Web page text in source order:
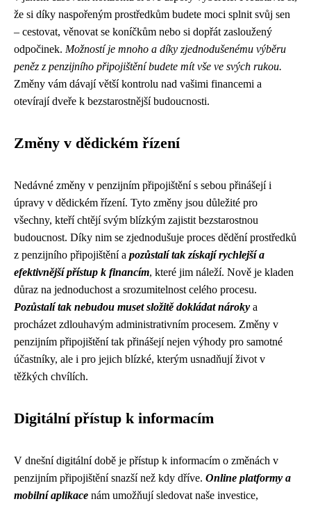
že si díky naspořeným prostředkům budete moci splnit svůj sen
– cestovat, věnovat se koníčkům nebo si dopřát zasloužený
odpočinek. Možností je mnoho a díky zjednodušenému výběru
peněz z penzijního připojištění budete mít vše ve svých rukou.
Změny vám dávají větší kontrolu nad vašimi financemi a
otevírají dveře k bezstarostnější budoucnosti.
Změny v dědickém řízení
Nedávné změny v penzijním připojištění s sebou přinášejí i
úpravy v dědickém řízení. Tyto změny jsou důležité pro
všechny, kteří chtějí svým blízkým zajistit bezstarostnou
budoucnost. Díky nim se zjednodušuje proces dědění prostředků
z penzijního připojištění a pozůstalí tak získají rychlejší a
efektivnější přístup k financím, které jim náleží. Nově je kladen
důraz na jednoduchost a srozumitelnost celého procesu.
Pozůstalí tak nebudou muset složitě dokládat nároky a
procházet zdlouhavým administrativním procesem. Změny v
penzijním připojištění tak přinášejí nejen výhody pro samotné
účastníky, ale i pro jejich blízké, kterým usnadňují život v
těžkých chvílích.
Digitální přístup k informacím
V dnešní digitální době je přístup k informacím o změnách v
penzijním připojištění snazší než kdy dříve. Online platformy a
mobilní aplikace nám umožňují sledovat naše investice,